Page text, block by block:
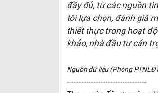
đầy đủ, từ các nguồn
tôi lựa chọn, đánh giá
thiết thực trong hoạt
khảo, nhà đầu tư cẩn
Nguồn dữ liệu (Phòng
---------------------------------